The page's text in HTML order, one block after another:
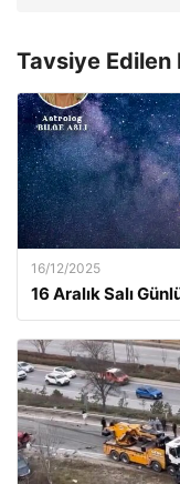
Tavsiye Edilen
16/12/2025
16 Aralık Salı